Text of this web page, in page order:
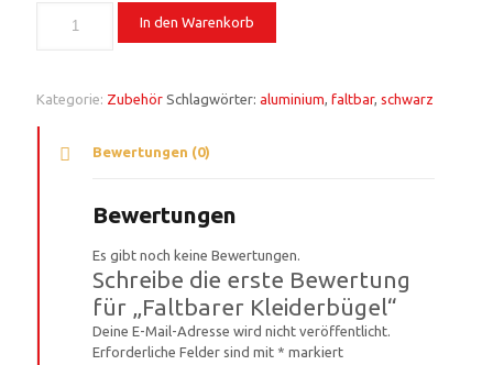
In den Warenkorb
Kategorie: Zubehör Schlagwörter: aluminium faltbar, schwarz
Bewertungen (0)
Bewertungen
Es gibt noch keine Bewertungen.
Schreibe die erste Bewertung
für „Faltbarer Kleiderbügel“
Deine E-Mail-Adresse wird nicht veröffentlicht.
Erforderliche Felder sind mit * markiert